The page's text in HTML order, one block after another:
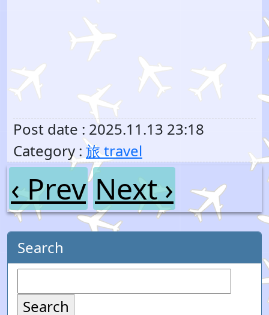
Post date : 2025.11.13 23:18
Category : 旅 travel
‹ Prev Next ›
Search
Search